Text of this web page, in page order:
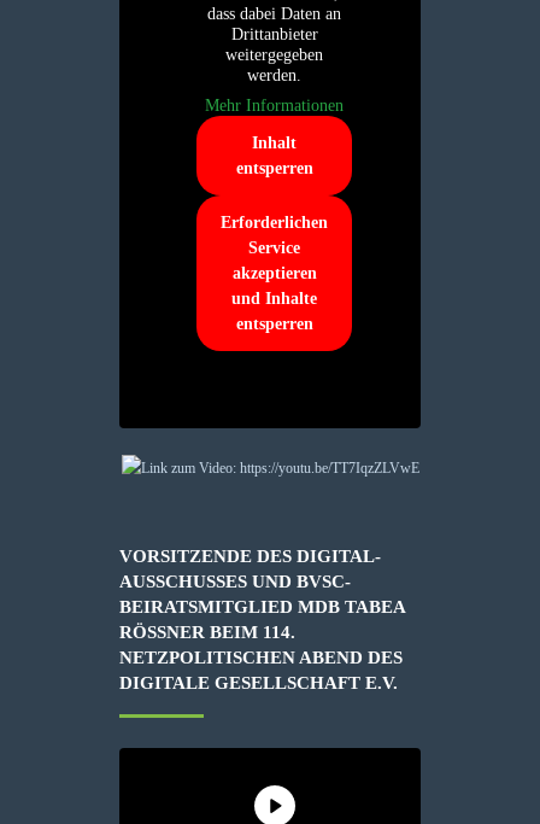
dass dabei Daten an
Drittanbieter
weitergegeben
werden.
Mehr Informationen
Inhalt
entsperren
Erforderlichen
Service
akzeptieren
und Inhalte
entsperren
VORSITZENDE DES DIGITAL-
AUSSCHUSSES UND BVSC-
BEIRATSMITGLIED MDB TABEA
RÖSSNER BEIM 114. N
ETZPOLITISCHEN ABEND DES D
IGITALE GESELLSCHAFT E.V.